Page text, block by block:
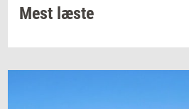
Mest læste